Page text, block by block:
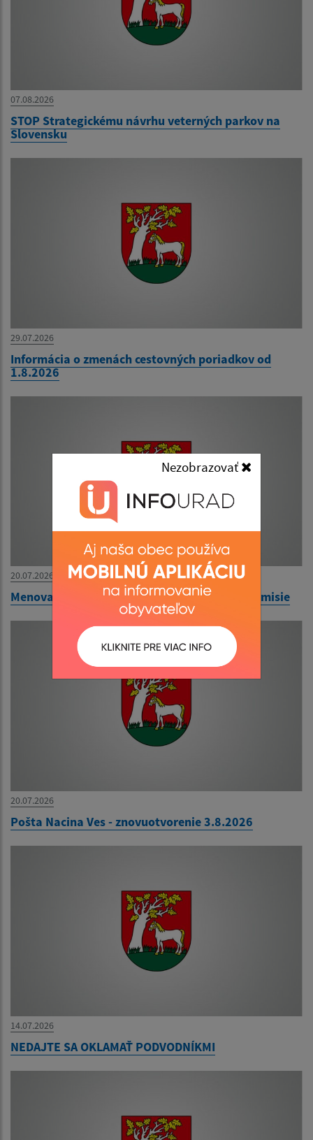
Nezobrazovať
07.08.2026
STOP Strategickému návrhu veterných parkov na
Slovensku
29.07.2026
Informácia o zmenách cestovných poriadkov od
1.8.2026
20.07.2026
Menovanie zapisovateľa miestnej volebnej komisie
20.07.2026
Pošta Nacina Ves - znovuotvorenie 3.8.2026
14.07.2026
NEDAJTE SA OKLAMAŤ PODVODNÍKMI